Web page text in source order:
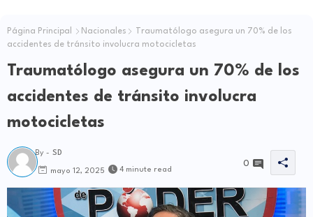
Página Principal Nacionales
Traumatólogo asegura un 70% de los
accidentes de tránsito involucra motocicletas
Traumatólogo asegura un 70% de los
accidentes de tránsito involucra
motocicletas
By - SD
mayo 12, 2025 4 minute read
0